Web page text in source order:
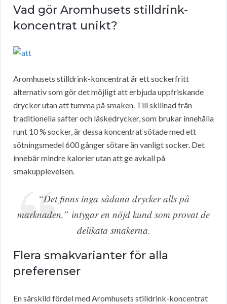
Vad gör Aromhusets stilldrink-
koncentrat unikt?
Aromhusets stilldrink-koncentrat är ett sockerfritt
alternativ som gör det möjligt att erbjuda uppfriskande
drycker utan att tumma på smaken. Till skillnad från
traditionella safter och läskedrycker, som brukar innehålla
runt 10 % socker, är dessa koncentrat sötade med ett
sötningsmedel 600 gånger sötare än vanligt socker. Det
innebär mindre kalorier utan att ge avkall på
smakupplevelsen.
“Det finns inga sådana drycker alls på
marknaden,” intygar en nöjd kund som provat de
delikata smakerna.
Flera smakvarianter för alla
preferenser
En särskild fördel med Aromhusets stilldrink-koncentrat